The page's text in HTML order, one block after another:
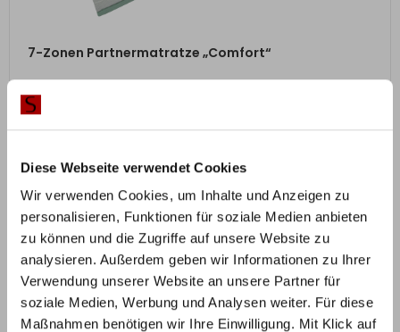
Diese Webseite verwendet Cookies
Wir verwenden Cookies, um Inhalte und Anzeigen zu
personalisieren, Funktionen für soziale Medien anbieten
zu können und die Zugriffe auf unsere Website zu
analysieren. Außerdem geben wir Informationen zu Ihrer
Verwendung unserer Website an unsere Partner für
soziale Medien, Werbung und Analysen weiter. Für diese
Maßnahmen benötigen wir Ihre Einwilligung. Mit Klick auf
ZUM PRODUKT
7-Zonen Partnermatratze „Comfort“
Mit Vorkassenur623,70€